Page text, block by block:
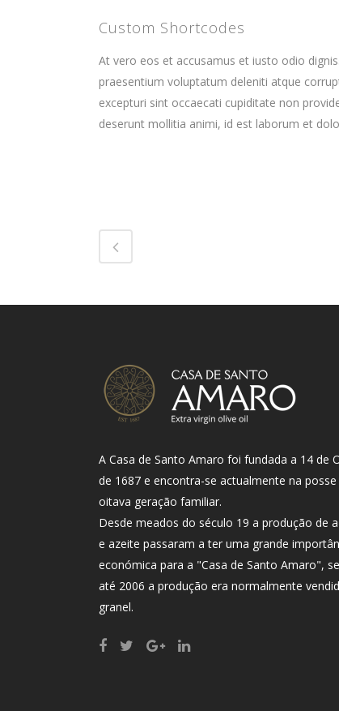
Custom Shortcodes
At vero eos et accusamus et iusto odio
praesentium voluptatum deleniti atque
excepturi sint occaecati cupiditate non
deserunt mollitia animi, id est laborum et
A Casa de Santo Amaro foi fundada a 14 de
de 1687 e encontra-se actualmente na posse
oitava geração familiar.
Desde meados do século 19 a produção de
e azeite passaram a ter uma grande
económica para a "Casa de Santo Amaro",
até 2006 a produção era normalmente
granel.